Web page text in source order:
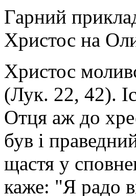
Гарний
Христос на
Христос
(Лук. 22, 42).
Отця аж до
був і
щастя у
каже: "Я радо